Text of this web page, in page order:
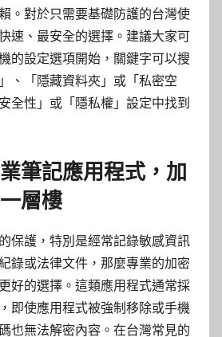
。對於只需要基礎防護的台灣使
速、最安全的選擇。建議大家可
的設定選項開始，關鍵字可以搜
、「隱藏資料夾」或「私密空
全性」或「隱私權」設定中找到
筆記應用程式，加
層樓
保護，特別是經常記錄敏感資訊
錄或法律文件，那麼專業的加密
好的選擇。這類應用程式通常採
即使應用程式被強制移除或手機
也無法解密內容。在台灣常見的